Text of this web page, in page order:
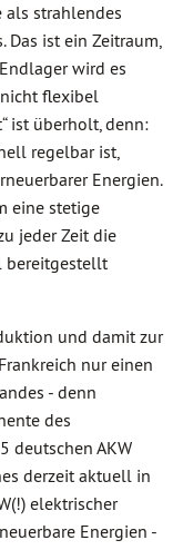
strahlendes
Das ist ein Zeitraum,
wird es
flexibel
ist überholt, denn:
regelbar ist,
Energien.
eine stetige
jeder Zeit die
bereitgestellt
und damit zur
nur einen
- denn
des
deutschen AKW
derzeit aktuell in
elektrischer
Energien -